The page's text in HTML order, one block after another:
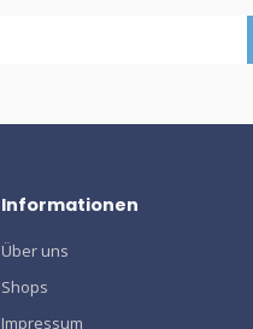
Informationen
Über uns
Shops
Impressum